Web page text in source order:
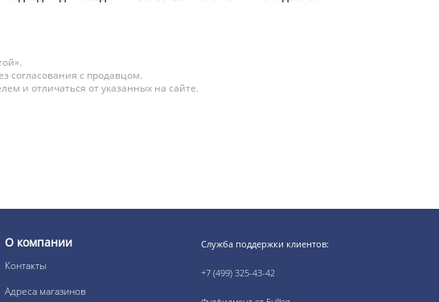
согласования с продавцом.
и отличаться от указанных на сайте.
О компании
Контакты
Адреса магазинов
Служба поддержки клиентов:
+7 (499) 325-43-42